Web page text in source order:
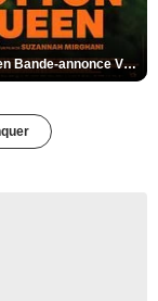
Cotton Queen Bande-annonce VO STFR